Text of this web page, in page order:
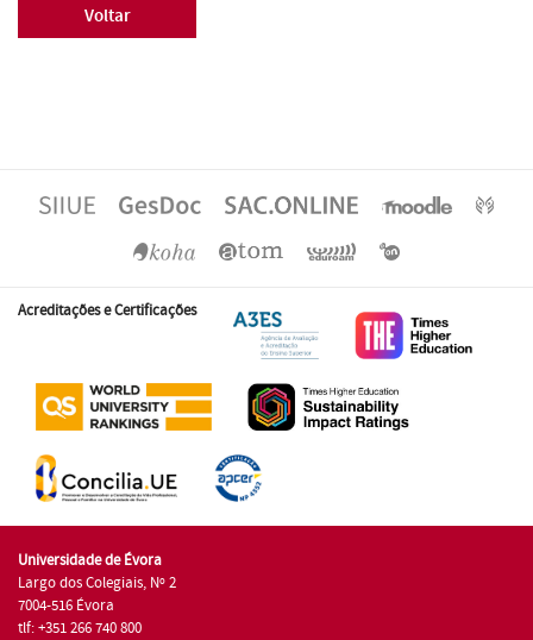
Voltar
Acreditações e Certificações
Universidade de Évora
Largo dos Colegiais, Nº 2
7004-516 Évora
tlf: +351 266 740 800